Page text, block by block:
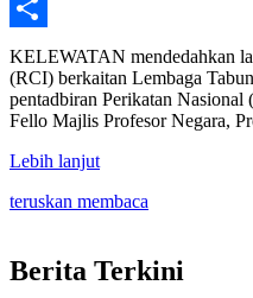
WhatsApp
Share
KELEWATAN mendedahkan
(RCI) berkaitan Lembaga
pentadbiran Perikatan Nasional
Fello Majlis Profesor Negara,
Lebih lanjut
teruskan membaca
Berita Terkini